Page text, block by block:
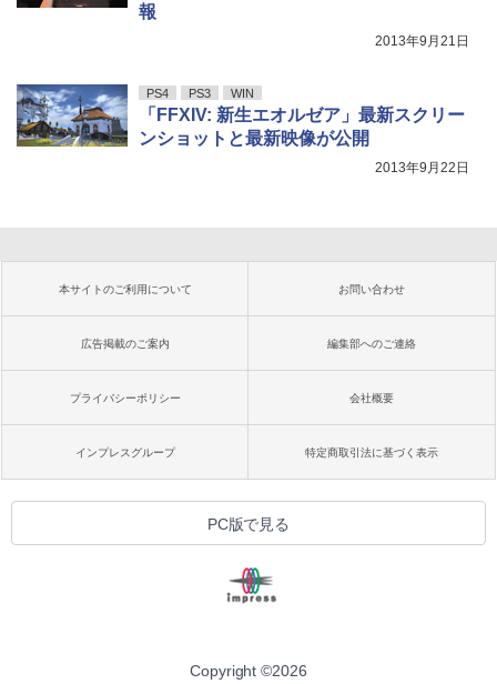
報
2013年9月21日
PS4 PS3 WIN
「FFXIV: 新生エオルゼア」最新スクリー
ンショットと最新映像が公開
2013年9月22日
本サイトのご利用について お問い合わせ
広告掲載のご案内 編集部へのご連絡
プライバシーポリシー 会社概要
インプレスグループ 特定商取引法に基づく表示
PC版で見る
Copyright ©2026